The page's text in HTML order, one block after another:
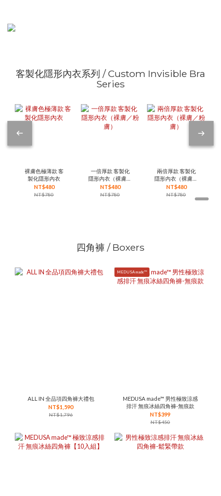
客製化隱形內衣系列 / Custom Invisible Bra
Series
裸膚色極薄款 客
製化隱形內衣
NT$480
NT$780
一倍厚款 客製化
隱形內衣（裸膚／
粉膚）
NT$480
NT$780
兩倍厚款 客製化
隱形內衣（裸膚／
粉膚）
NT$480
NT$780
四角褲 / Boxers
ALL IN 全品項四角褲大禮包
NT$1,590
NT$1,796
MEDUSA made™
MEDUSA made™ 男性極致涼感
排汗 無痕冰絲四角褲-無痕款
NT$399
NT$450